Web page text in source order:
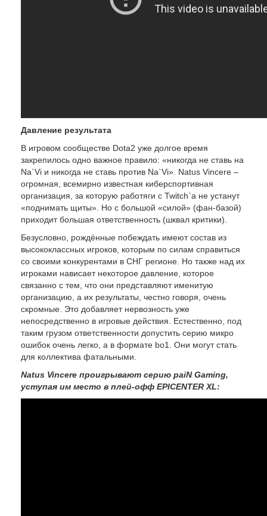
Давление результата
В игровом сообществе Dota2 уже долгое время
закрепилось одно важное правило: «никогда не ставь на
Na`Vi и никогда не ставь против Na`Vi». Natus Vincere –
огромная, всемирно известная киберспортивная
организация, за которую работяги с Twitch`a не устанут
«поднимать щиты». Но с большой «силой» (фан-базой)
приходит большая ответственность (шквал критики).
Безусловно, рождённые побеждать имеют состав из
высококлассных игроков, которым по силам справиться
со своими конкурентами в СНГ регионе. Но также над их
игроками нависает некоторое давление, которое
связанно с тем, что они представляют именитую
организацию, а их результаты, честно говоря, очень
скромные. Это добавляет нервозность уже
непосредственно в игровые действия. Естественно, под
таким грузом ответственности допустить серию микро
ошибок очень легко, а в формате bo1. Они могут стать
для коллектива фатальными.
Natus Vincere проигрывают серию paiNGaming,
уступая им место в плей-офф EPICENTER XL: